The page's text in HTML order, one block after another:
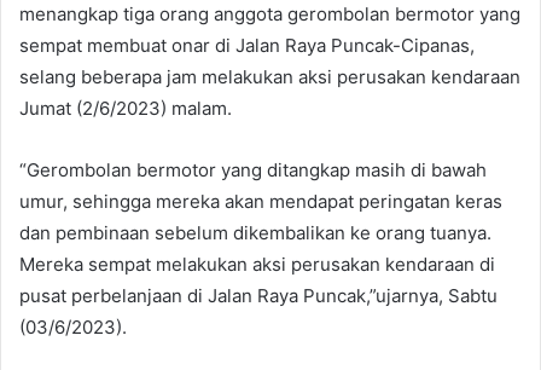
menangkap tiga orang anggota gerombolan bermotor yang
sempat membuat onar di Jalan Raya Puncak-Cipanas,
selang beberapa jam melakukan aksi perusakan kendaraan
Jumat (2/6/2023) malam.
“Gerombolan bermotor yang ditangkap masih di bawah
umur, sehingga mereka akan mendapat peringatan keras
dan pembinaan sebelum dikembalikan ke orang tuanya.
Mereka sempat melakukan aksi perusakan kendaraan di
pusat perbelanjaan di Jalan Raya Puncak,”ujarnya, Sabtu
(03/6/2023).